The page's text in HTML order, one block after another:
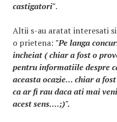
castigatori".
Altii s-au aratat interesati
o prietena: "Pe langa
incheiat ( chiar a fost o
pentru informatiile despre
aceasta ocazie... chiar a
ca ar fi rau daca ati mai
acest sens....;)".